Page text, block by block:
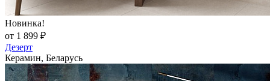
Новинка!
от 1 899 ₽
Дезерт
Керамин, Беларусь